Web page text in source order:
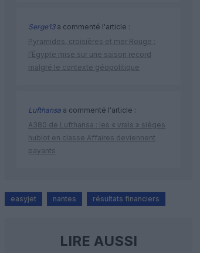
Serge13a commenté l'article :
Pyramides, croisières et mer Rouge :
l’Égypte mise sur une saison record
malgré le contexte géopolitique
Lufthansa a commenté l'article :
A380 de Lufthansa : les « vrais » sièges
hublot en classe Affaires deviennent
payants
easyjet nantes résultats financiers
LIRE AUSSI